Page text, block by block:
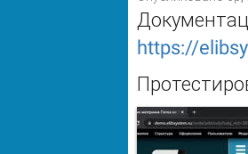
https://